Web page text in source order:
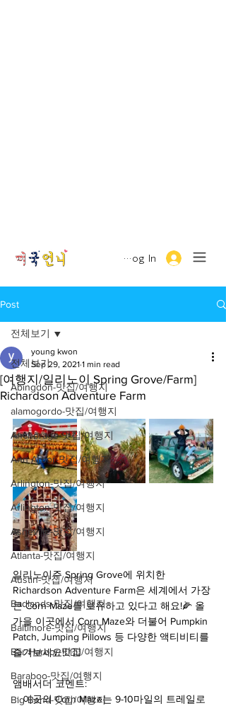
Log In
Post
전체보기
Abingdon-맛집/여행지
alamogordo-맛집/여행지
Anchorage-맛집/여행지
Ann Arbor-맛집/여행지
Arlington-맛집/여행지
Arlington-맛집/여행지
Asheville-맛집/여행지
Atlanta-맛집/여행지
Austin-맛집/여행지
Badlands-맛집/여행지
Baltimore-맛집/여행지
Bar Harbor-맛집/여행지
Baraboo-맛집/여행지
Big Bend-맛집/여행지
전체보기
[여행지/일리노이 Spring Grove/Farm]
Richardson Adventure Farm
young kwon
Sep 29, 2021 1 min read
일리노이주 Spring Grove에 위치한
Richardson Adventure Farm은 세계에서 가장
큰 Corn Maze를 보유하고 있다고 해요!🌽 올
가을 이곳에서 Corn Maze와 더불어 Pumpkin
Patch, Jumping Pillows 등 다양한 액티비티를
즐겨보세요!👍🏻🎃
앰배서더 코멘트:
ㆍ이곳의 Corn Maze는 9-10마일의 트레일로